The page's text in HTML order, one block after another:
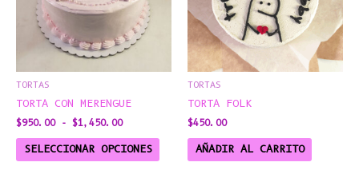
TORTAS
TORTA CON MERENGUE
$950.00 - $1,450.00
SELECCIONAR OPCIONES
OPCIONES
ELEGIR
PÁGINA
DE
PRODUCTO
TORTAS
TORTA FOLK
$450.00
AÑADIR AL CARRITO